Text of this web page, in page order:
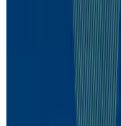
Mario Mesquita